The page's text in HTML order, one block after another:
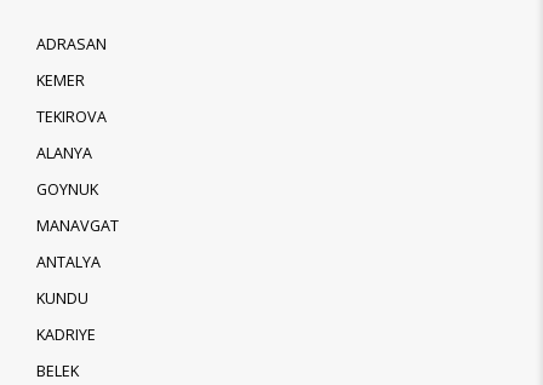
ADRASAN
KEMER
TEKIROVA
ALANYA
GOYNUK
MANAVGAT
ANTALYA
KUNDU
KADRIYE
BELEK